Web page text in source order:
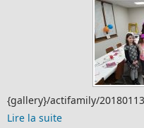
{gallery}/actifamily/
Lire la suite